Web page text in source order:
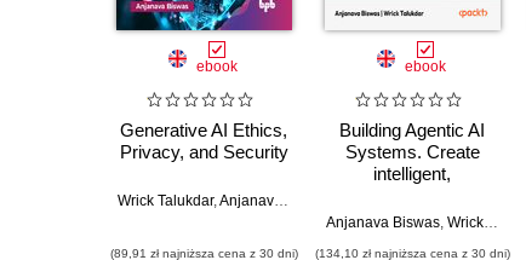
ebook
Generative AI Ethics,
Privacy, and Security
Wrick Talukdar,Anjanava Biswas
(89,91 zł najniższa cena z 30 dni)
ebook
Building Agentic AI
Systems. Create
intelligent,
agents that can
Anjanava Biswas, Wrick Talukdar
(134,10 zł najniższa cena z 30 dni)